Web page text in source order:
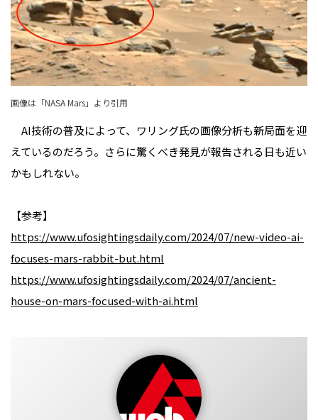
画像は「NASA Mars」より引用
AI技術の普及によって、ワリング氏の画像分析も新局面を迎
えているのだろう。さらに驚くべき発見が報告される日も近い
かもしれない。
【参考】
https://www.ufosightingsdaily.com/2024/07/new-video-ai-
focuses-mars-rabbit-but.html
https://www.ufosightingsdaily.com/2024/07/ancient-
house-on-mars-focused-with-ai.html